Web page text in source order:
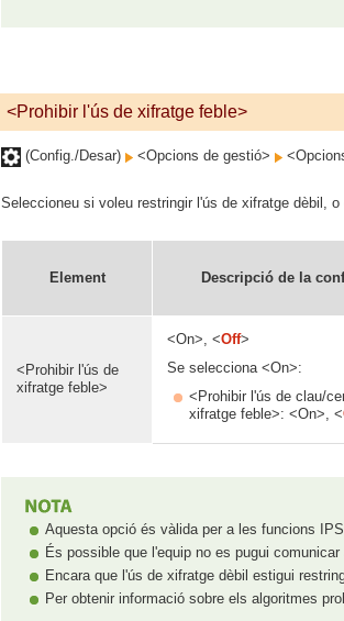
<Prohibir l'ús de xifratge feble>
(Config./Desar) <Opcions de gestió>
Seleccioneu si voleu restringir l'ús de xifratge dèbil,
Element Descripció de la
<Prohibir l'ús de
xifratge feble>
<On>, <Off>
Se selecciona <On>:
<Prohibir l'ús de clau/
xifratge feble>: <On>, <
Aquesta opció és vàlida per a les funcions
És possible que l'equip no es pugui
Encara que l'ús de xifratge dèbil estigui
Per obtenir informació sobre els algoritmes